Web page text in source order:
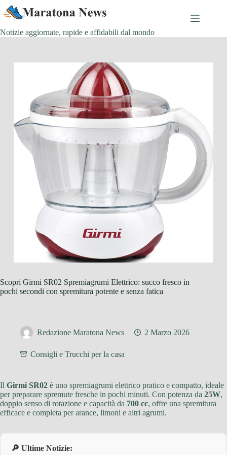
Salta
al
contenuto
Notizie aggiornate, rapide e affidabili dal mondo
Scopri Girmi SR02 Spremiagrumi Elettrico: succo fresco in
pochi secondi con spremitura potente e senza fatica
Redazione Maratona News 2 Marzo 2026
Consigli e Trucchi per la casa
Il Girmi SR02 è uno spremiagrumi elettrico pratico e compatto, ideale
per preparare spremute fresche in pochi minuti. Con potenza da 25W,
doppio senso di rotazione e capacità da 700 cc, offre una spremitura
efficace e completa per arance, limoni e altri agrumi.
🔎 Ultime Notizie: